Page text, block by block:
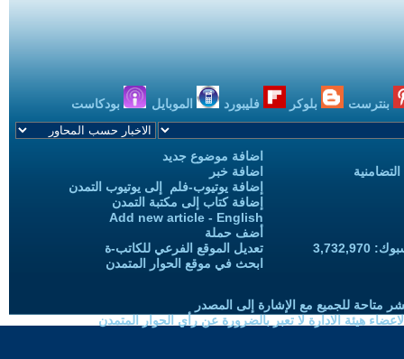
بنترست بلوكر فليبورد الموبايل بودكاست
اضافة موضوع جديد
اضافة خبر
إضافة يوتيوب-فلم إلى يوتيوب التمدن
إضافة كتاب إلى مكتبة التمدن
Add new article - English
أضف حملة
تعديل الموقع الفرعي للكاتب-ة
ابحث في موقع الحوار المتمدن
متاحة للجميع مع الإشارة إلى المصدر
هيئة الادارة لا تعبر بالضرورة عن رأي الحوار المتمدن